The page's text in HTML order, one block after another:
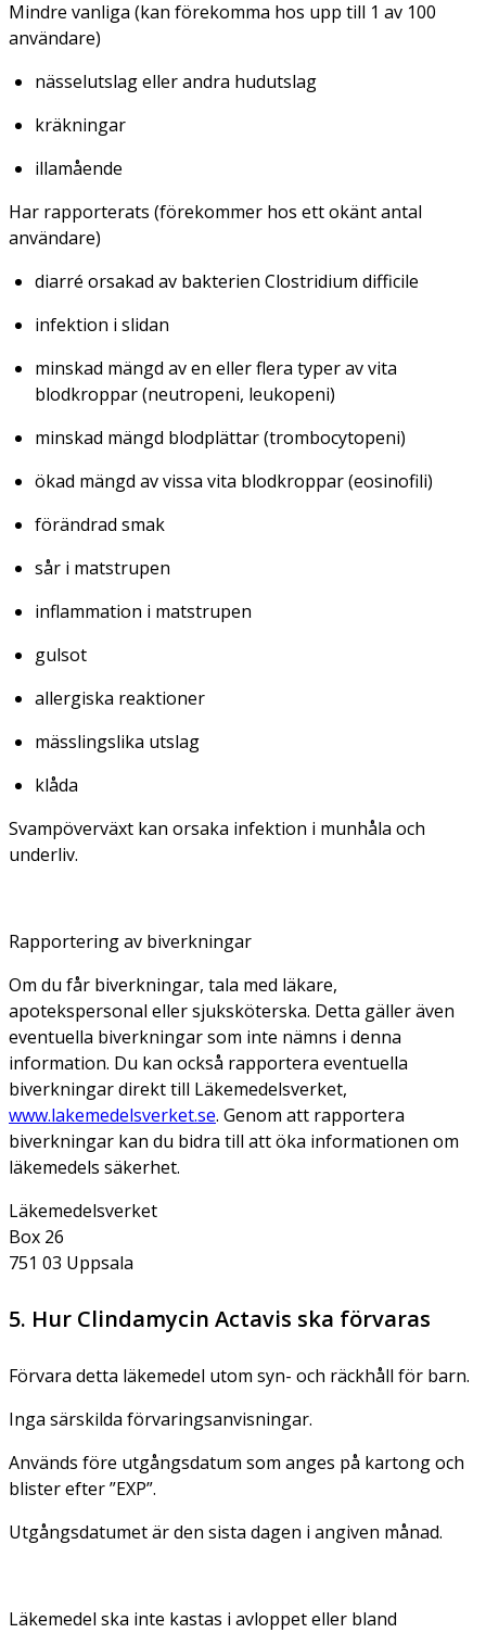
Mindre vanliga (kan förekomma hos upp till 1 av 100
användare)
nässelutslag eller andra hudutslag
kräkningar
illamående
Har rapporterats (förekommer hos ett okänt antal
användare)
diarré orsakad av bakterien Clostridium difficile
infektion i slidan
minskad mängd av en eller flera typer av vita
blodkroppar (neutropeni, leukopeni)
minskad mängd blodplättar (trombocytopeni)
ökad mängd av vissa vita blodkroppar (eosinofili)
förändrad smak
sår i matstrupen
inflammation i matstrupen
gulsot
allergiska reaktioner
mässlingslika utslag
klåda
Svampöverväxt kan orsaka infektion i munhåla och
underliv.
Rapportering av biverkningar
Om du får biverkningar, tala med läkare,
apotekspersonal eller sjuksköterska. Detta gäller även
eventuella biverkningar som inte nämns i denna
information. Du kan också rapportera eventuella
biverkningar direkt till Läkemedelsverket,
www.lakemedelsverket.se. Genom att rapportera
biverkningar kan du bidra till att öka informationen om
läkemedels säkerhet.
Läkemedelsverket
Box 26
751 03 Uppsala
5. Hur Clindamycin Actavis ska förvaras
Förvara detta läkemedel utom syn- och räckhåll för barn.
Inga särskilda förvaringsanvisningar.
Används före utgångsdatum som anges på kartong och
blister efter ”EXP”.
Utgångsdatumet är den sista dagen i angiven månad.
Läkemedel ska inte kastas i avloppet eller bland